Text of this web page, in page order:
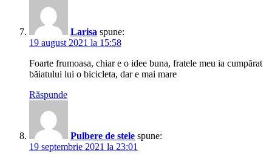
Larisa spune:
19 august 2021 la 15:58
Foarte frumoasa, chiar e o idee buna, fratele meu ia cumpărat
băiatului lui o bicicleta, dar e mai mare
Răspunde
Pulbere de stele spune:
19 septembrie 2021 la 23:01